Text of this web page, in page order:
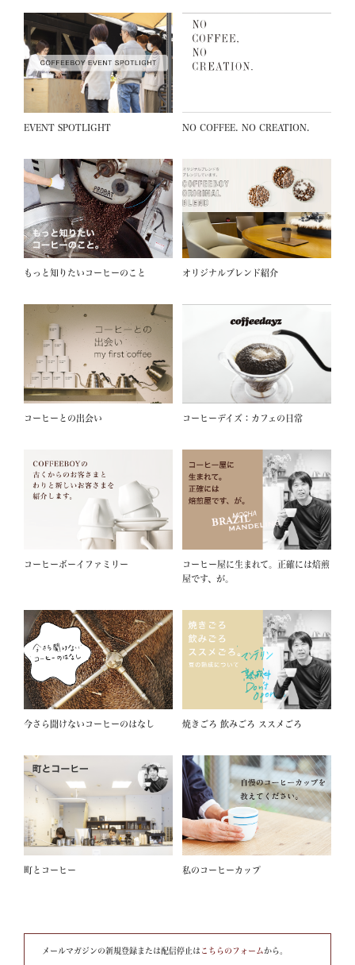
EVENT SPOTLIGHT NO COFFEE. NO CREATION.
もっと知りたいコーヒーのこと オリジナルブレンド紹介
コーヒーとの出会い コーヒーデイズ：カフェの日常
コーヒーボーイファミリー
コーヒー屋に生まれて。正確には焙煎
屋です、が。
今さら聞けないコーヒーのはなし 焼きごろ 飲みごろ ススメごろ
町とコーヒー 私のコーヒーカップ
メールマガジンの新規登録または配信停止は こちらのフォーム から。